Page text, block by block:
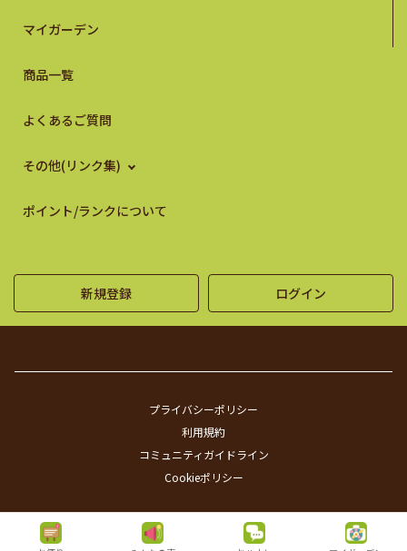
マイガーデン
商品一覧
よくあるご質問
その他(リンク集)
ポイント/ランクについて
新規登録 ログイン
プライバシーポリシー
利用規約
コミュニティガイドライン
Cookieポリシー
©SUNTORY FLOWERS ALL RIGHTS RESERVED.